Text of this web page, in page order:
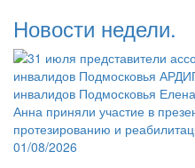
Новости недели.
01/08/2026